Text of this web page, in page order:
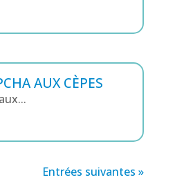
AUX CÈPES
Entrées suivantes »